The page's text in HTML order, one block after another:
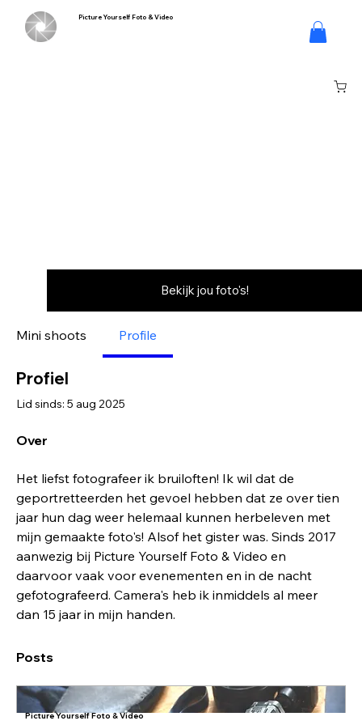
Inloggen
Picture Yourself Foto & Video
Mini shoots Profile
Profiel
Lid sinds: 5 aug 2025
Over
Het liefst fotografeer ik bruiloften! Ik wil dat de
geportretteerden het gevoel hebben dat ze over tien
jaar hun dag weer helemaal kunnen herbeleven met
mijn gemaakte foto's! Alsof het gister was. Sinds 2017
aanwezig bij Picture Yourself Foto & Video en
daarvoor vaak voor evenementen en in de nacht
gefotografeerd. Camera's heb ik inmiddels al meer
dan 15 jaar in mijn handen.
Posts
Bekijk jou foto's!
Picture Yourself Foto & Video